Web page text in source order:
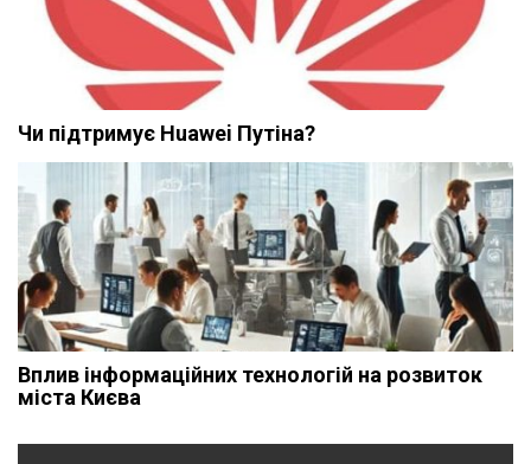
Чи підтримує Huawei Путіна?
Вплив інформаційних технологій на розвиток
міста Києва